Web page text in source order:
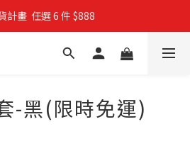
搭計畫・88 折限定
計畫  任選 6 件 $888
這把傘，大概率不是你在撐☂️】
-黑(限時免運)